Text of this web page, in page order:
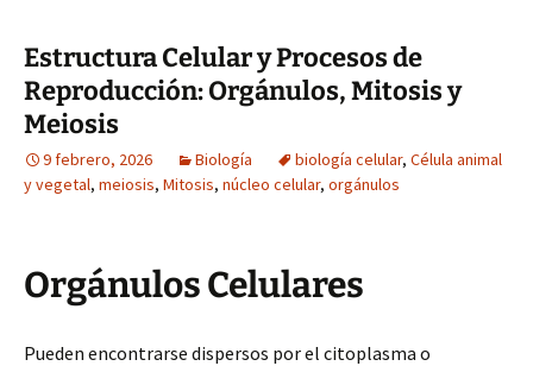
Estructura Celular y Procesos de
Reproducción: Orgánulos, Mitosis y
Meiosis
9 febrero, 2026 Biología biología celular, Célula animal
y vegetal, meiosis, Mitosis, núcleo celular, orgánulos
Orgánulos Celulares
Pueden encontrarse dispersos por el citoplasma o